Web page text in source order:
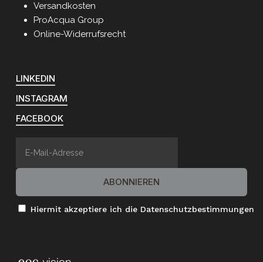
Versandkosten
ProAcqua Group
Online-Widerrufsrecht
LINKEDIN
INSTAGRAM
FACEBOOK
Hiermit akzeptiere ich die Datenschutzbestimmungen